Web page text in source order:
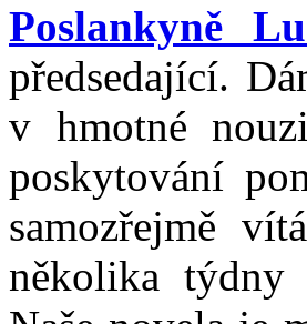
Poslankyně
předsedající.
v hmotné
poskytování
samozřejmě
několika týdny